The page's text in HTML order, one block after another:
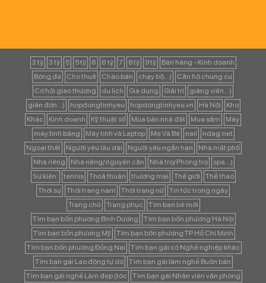
2 tỷ 3 tỷ 5 5 tỷ 6 6 tỷ 7 8 tỷ 9 tỷ
Bán hàng - Kinh doanh
Bóng đá
Cho thuê Chào bán chạy bộ...)
Căn hộ chung cư
Cơ hội giao thương
du lịch Gia dụng Giải trí
giảng viên...)
giản đơn...)
hopdongtinhyeu hopdongtinhyeu.vn Hà Nội
Kho
Khác
Kinh doanh Kỹ thuật số Mua bán nhà đất Mua sắm
Máy
máy tính bảng
Máy tính và Laptop Mẹ Và Bé nail
ndag.net
Ngoại thất
Người yêu lâu dài Người yêu ngắn hạn
Nhà mặt phố
Nhà riêng
Nhà riêng/ nguyên căn Nhà trọ/ Phòng trọ
spa...)
Sự kiện:
tennis Thoả thuận thương mại Thế giới
Thể thao
Thời sự
Thời trang nam Thời trang nữ
Tin tức trong ngày
Trang chủ
Trang phục
Tìm bạn bè mới
Tìm bạn bốn phương Bình Dương
Tìm bạn bốn phương Hà Nội
Tìm bạn bốn phương Mỹ
Tìm bạn bốn phương TP Hồ Chí Minh
Tìm bạn bốn phương Đồng Nai
Tìm bạn gái có Nghề nghiệp khác
Tìm bạn gái Lao động tự do
Tìm bạn gái làm nghề Buôn bán
Tìm bạn gái nghề Làm đẹp (tóc
Tìm bạn gái Nhân viên văn phòng